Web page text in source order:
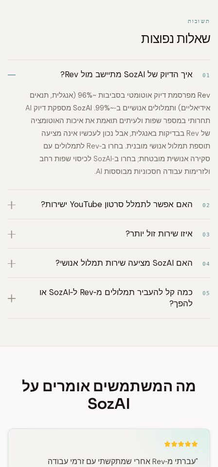
תשובות
שאלות נפוצות
01 איך הדיוק של SozAI מתיישב מול Rev?
Rev מפרסמת דיוק אוטומטי בסביבות ~96%
(אנגלית, תנאים
אידיאליים) ותמלולים אנושיים ב‑~99%
.
SozAI
מספקת דיוק AI
תחרותי במספר שפות ולעיתים תואמת את איכות האוטומציה
של Rev בבדיקות באנגלית, אבל נכון לעכשיו אינה מציעה
תוספת תמלול אנושי מובנית. בחרו ב‑Rev לתמלולים עם
סקירה אנושית מובטחת; בחרו ב‑SozAI לכיסוי שפות רחב
ולזרימות עבודה חסכוניות מבוססות AI.
02 האם אפשר לתמלל סרטון YouTube ישירות?
03 איזו שירות זול יותר?
04 האם SozAI מציעה שירות תמלול אנושי?
05
כמה קל להעביר תמלולים מ‑Rev ל‑SozAI או
להפך?
מה המשתמשים אומרים על
SozAI
"עברתי מ‑Rev אחרי שמתקשתי עם זרמי עבודה